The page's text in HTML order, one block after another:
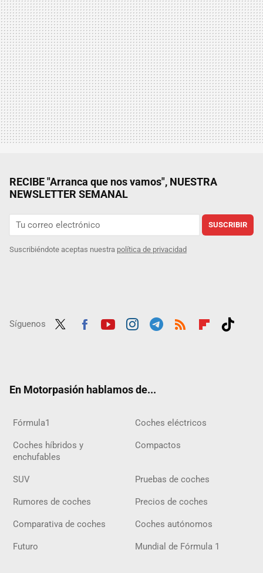
RECIBE "Arranca que nos vamos", NUESTRA
NEWSLETTER SEMANAL
SUSCRIBIR
Suscribiéndote aceptas nuestra política de privacidad
Síguenos
En Motorpasión hablamos de...
Fórmula1 Coches eléctricos
Coches híbridos y
enchufables
Compactos
SUV Pruebas de coches
Rumores de coches Precios de coches
Comparativa de coches Coches autónomos
Futuro Mundial de Fórmula 1